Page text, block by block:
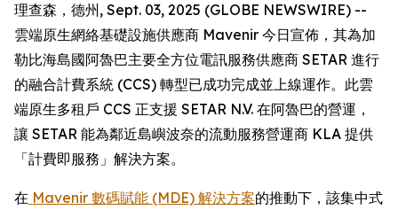
理查森，德州, Sept. 03, 2025 (GLOBE NEWSWIRE) --
雲端原生網絡基礎設施供應商 Mavenir 今日宣佈，其為加
勒比海島國阿魯巴主要全方位電訊服務供應商 SETAR 進行
的融合計費系統 (CCS) 轉型已成功完成並上線運作。此雲
端原生多租戶 CCS 正支援 SETAR N.V. 在阿魯巴的營運，
讓 SETAR 能為鄰近島嶼波奈的流動服務營運商 KLA 提供
「計費即服務」解決方案。
在 Mavenir 數碼賦能 (MDE) 解決方案的推動下，該集中式